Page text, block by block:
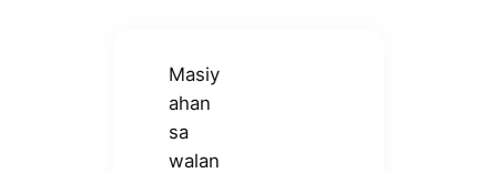
Masiy
ahan
sa
walan